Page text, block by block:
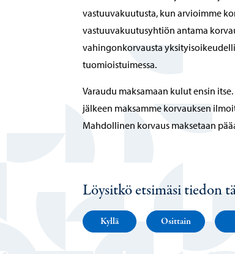
vastuuvakuutusta, kun arvioimme
vastuuvakuutusyhtiön antama
vahingonkorvausta
tuomioistuimessa.
Varaudu maksamaan kulut ensin
jälkeen maksamme korvauksen
Mahdollinen korvaus maksetaan
Löysitkö etsimäsi tiedon
Kyllä Osittain